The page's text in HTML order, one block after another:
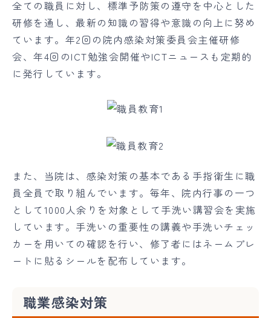
全ての職員に対し、標準予防策の遵守を中心とした
研修を通し、最新の知識の習得や意識の向上に努め
ています。年2回の院内感染対策委員会主催研修
会、年4回のICT勉強会開催やICTニュースも定期的
に発行しています。
また、当院は、感染対策の基本である手指衛生に職
員全員で取り組んでいます。毎年、院内行事の一つ
として1000人余りを対象として手洗い講習会を実施
しています。手洗いの重要性の講義や手洗いチェッ
カーを用いての確認を行い、修了者にはネームプレ
ートに貼るシールを配布しています。
職業感染対策